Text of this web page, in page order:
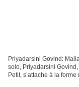
Priyadarsini Govind:
solo, Priyadarsini
Petit, s’attache à la